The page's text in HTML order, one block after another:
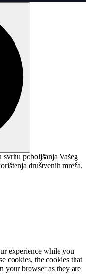
poboljšanja Vašeg
društvenih mreža.
experience while you
cookies, the cookies that
your browser as they are